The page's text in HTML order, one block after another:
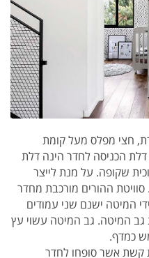
חצי מפלס מעל קומת
הכניסה לחדר הינה דלת
שקופה. על מנת לייצר
סוויטת ההורים מורכבת מחדר
המיטה ישנם שני עמודים
גב המיטה. גב המיטה עשוי עץ
קשת אשר סופחו לחדר